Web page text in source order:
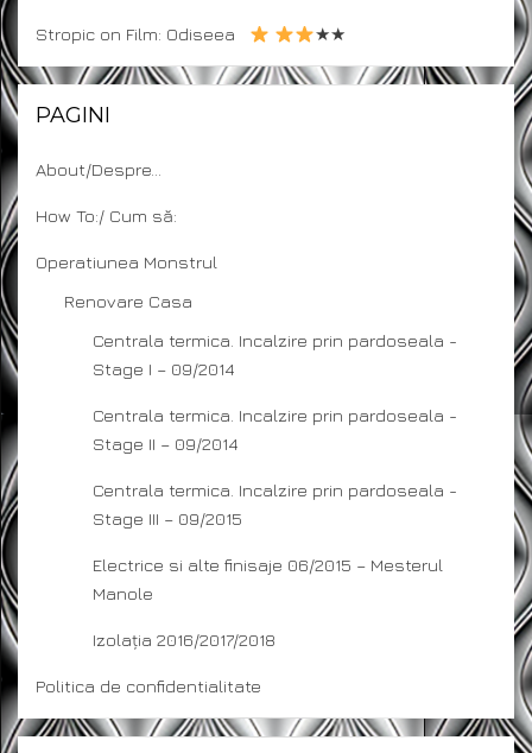
Stropic on Film: Odiseea ★★
PAGINI
About/Despre…
How To:/ Cum să:
Operatiunea Monstrul
Renovare Casa
Centrala termica. Incalzire prin pardoseala -
Stage I – 09/2014
Centrala termica. Incalzire prin pardoseala -
Stage II – 09/2014
Centrala termica. Incalzire prin pardoseala -
Stage III – 09/2015
Electrice si alte finisaje 06/2015 – Mesterul
Manole
Izolația 2016/2017/2018
Politica de confidentialitate